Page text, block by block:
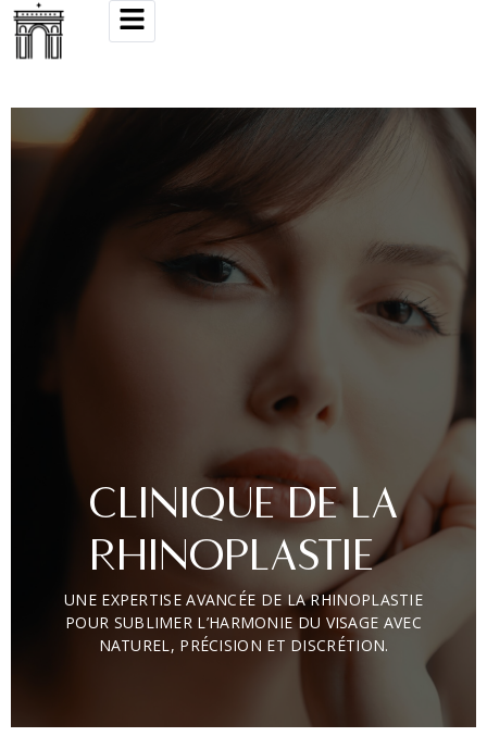
CLINIQUE DE LA
RHINOPLASTIE
UNE EXPERTISE AVANCÉE DE LA RHINOPLASTIE
POUR SUBLIMER L’HARMONIE DU VISAGE AVEC
NATUREL, PRÉCISION ET DISCRÉTION.